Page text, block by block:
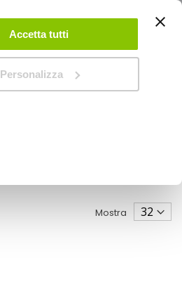
Accetta tutti
Personalizza
CREA UN ACCOUNT CONTATTACI
Mostra